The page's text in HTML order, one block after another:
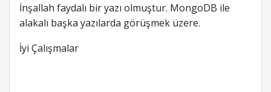
İnşallah faydalı bir yazı olmuştur. MongoDB ile
alakalı başka yazılarda görüşmek üzere.
İyi Çalışmalar